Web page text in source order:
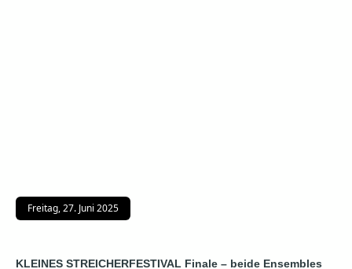
Freitag, 27. Juni 2025
KLEINES STREICHERFESTIVAL Finale – beide Ensembles